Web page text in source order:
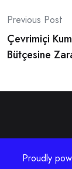
Post
Previous Post
Çevrimiçi
Bütçesine
Proudly